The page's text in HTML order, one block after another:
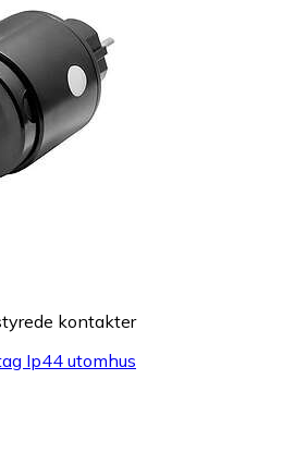
kontakter
Ip44 utomhus